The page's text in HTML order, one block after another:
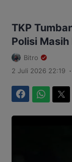
TKP
Polisi
Bitro
2 Juli 2026 22:19 .